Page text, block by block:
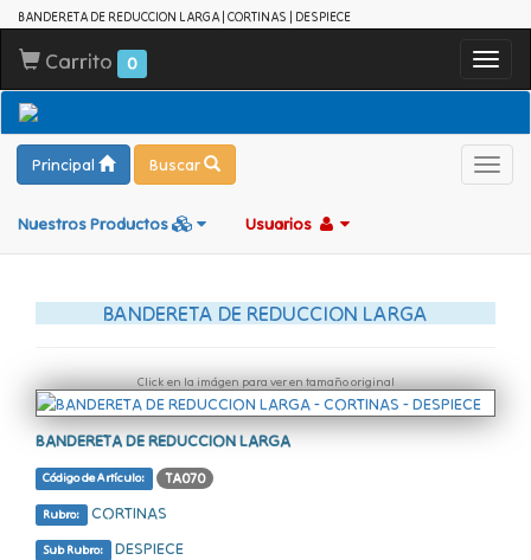
BANDERETA DE REDUCCION LARGA | CORTINAS | DESPIECE
Carrito 0
Principal Buscar
Nuestros Productos Usuarios
BANDERETA DE REDUCCION LARGA
Click en la imágen para ver en tamaño original
BANDERETA DE REDUCCION LARGA
Código de Artículo: TA070
Rubro: CORTINAS
Sub Rubro: DESPIECE